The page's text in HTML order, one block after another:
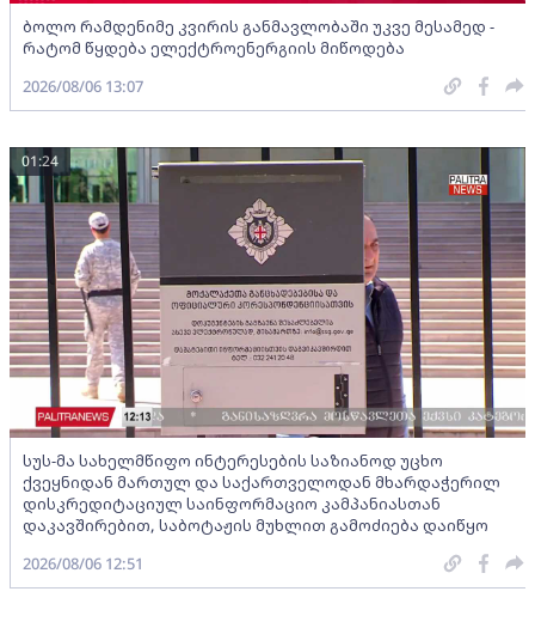
ბოლო რამდენიმე კვირის განმავლობაში უკვე მესამედ -
რატომ წყდება ელექტროენერგიის მიწოდება
2026/08/06 13:07
სუს-მა სახელმწიფო ინტერესების საზიანოდ უცხო
ქვეყნიდან მართულ და საქართველოდან მხარდაჭერილ
დისკრედიტაციულ საინფორმაციო კამპანიასთან
დაკავშირებით, საბოტაჟის მუხლით გამოძიება დაიწყო
01:24
2026/08/06 12:51